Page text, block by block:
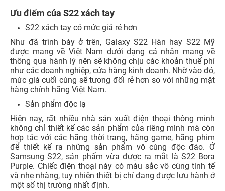
Ưu điểm của S22 xách tay
S22 xách tay có mức giá rẻ hơn
Như đã trình bày ở trên, Galaxy S22 Hàn hay S22 Mỹ
được mang về Việt Nam dưới dạng cá nhân mang về
thông qua hành lý nên sẽ không chịu các khoản thuế phí
như các doanh nghiệp, cửa hàng kinh doanh. Nhờ vào đó,
mức giá cuối cùng sẽ tương đối rẻ hơn so với những mặt
hàng chính hãng Việt Nam.
Sản phẩm độc lạ
Hiện nay, rất nhiều nhà sản xuất điện thoại thông minh
không chỉ thiết kế các sản phẩm của riêng mình mà còn
hợp tác với các hãng thời trang, hãng game, hãng phim
để thiết kế ra những sản phẩm vô cùng độc đáo. Ở
Samsung S22, sản phẩm vừa được ra mắt là S22 Bora
Purple. Chiếc điện thoại này có màu sắc vô cùng tinh tế
và nhẹ nhàng, tuy nhiên thiết bị chỉ đang được lưu hành ở
một số thị trường nhất định.